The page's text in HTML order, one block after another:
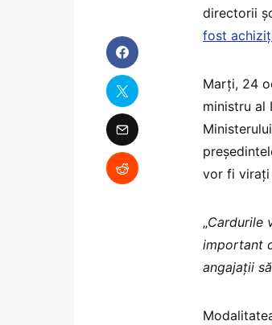
directorii
fost
Marți, 24
ministru al
vor fi virați
„Cardurile
important
angajații